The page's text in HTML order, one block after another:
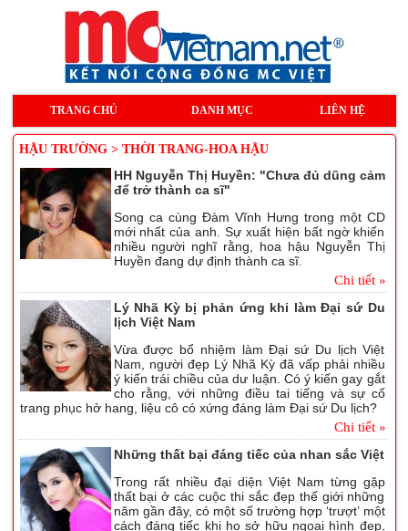
TRANG CHỦ DANH MỤC LIÊN HỆ
HẬU TRƯỜNG > THỜI TRANG-HOA HẬU
HH Nguyễn Thị Huyền: "Chưa đủ dũng cảm
để trở thành ca sĩ"
Song ca cùng Đàm Vĩnh Hưng trong một CD
mới nhất của anh. Sự xuất hiện bất ngờ khiến
nhiều người nghĩ rằng, hoa hậu Nguyễn Thị
Huyền đang dự định thành ca sĩ.
Chi tiết »
Lý Nhã Kỳ bị phản ứng khi làm Đại sứ Du
lịch Việt Nam
Vừa được bổ nhiệm làm Đại sứ Du lịch Việt
Nam, người đẹp Lý Nhã Kỳ đã vấp phải nhiều
ý kiến trái chiều của dư luận. Có ý kiến gay gắt
cho rằng, với những điều tai tiếng và sự cố
trang phục hở hang, liệu cô có xứng đáng làm Đại sứ Du lịch?
Chi tiết »
Những thất bại đáng tiếc của nhan sắc Việt
Trong rất nhiều đại diện Việt Nam từng gặp
thất bại ở các cuộc thi sắc đẹp thế giới những
năm gần đây, có một số trường hợp ‘trượt’ một
cách đáng tiếc khi họ sở hữu ngoại hình đẹp,